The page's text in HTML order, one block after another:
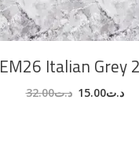
EM26 Italian Grey
د.ت32.00 د.ت15.00